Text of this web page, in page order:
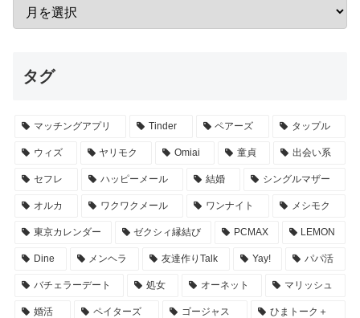
タグ
マッチングアプリ Tinder ペアーズ タップル
ウィズ ヤリモク Omiai 童貞 出会い系
セフレ ハッピーメール 結婚 シングルマザー
オルカ ワクワクメール ワンナイト メシモク
東京カレンダー ゼクシィ縁結び PCMAX LEMON
Dine メンヘラ 友達作りTalk Yay! パパ活
バチェラーデート 処女 オーネット マリッシュ
婚活 ペイターズ ゴージャス ひまトーク＋